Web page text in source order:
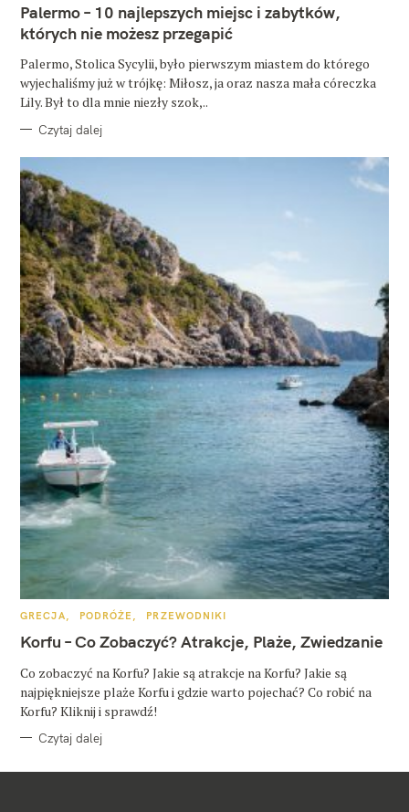
G
R
Palermo – 10 najlepszych miejsc i zabytków,
których nie możesz przegapić
Palermo, Stolica Sycylii, było pierwszym miastem do którego
wyjechaliśmy już w trójkę: Miłosz, ja oraz nasza mała córeczka
Lily. Był to dla mnie niezły szok,..
Czytaj dalej
K
T
E
O
R
I
GRECJA PODRÓŻE PRZEWODNIKI
Korfu – Co Zobaczyć? Atrakcje, Plaże, Zwiedzanie
Co zobaczyć na Korfu? Jakie są atrakcje na Korfu? Jakie są
najpiękniejsze plaże Korfu i gdzie warto pojechać? Co robić na
Korfu? Kliknij i sprawdź!
Czytaj dalej